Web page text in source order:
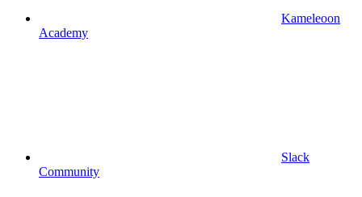
Kameleoon
Academy
Slack
Community